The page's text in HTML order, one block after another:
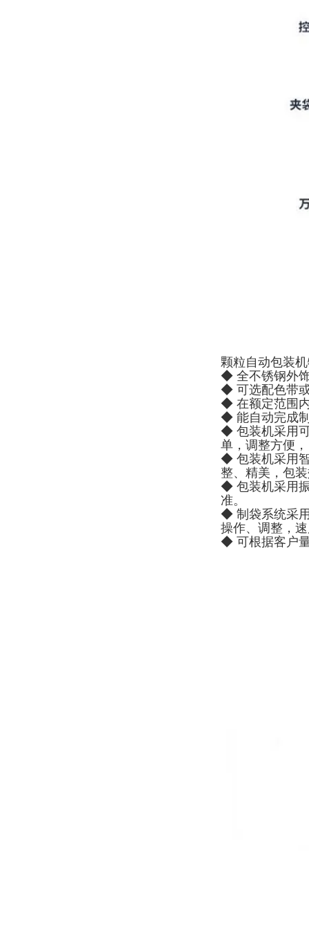
颗粒自动包装
◆ 全不锈钢外
◆ 可选配色带
◆ 在额定范围
◆ 能自动完成
◆ 包装机采用
单，调整方便
◆ 包装机采用
整、精美，包
◆ 包装机采用
准。
◆ 制袋系统采
操作、调整，
◆ 可根据客户